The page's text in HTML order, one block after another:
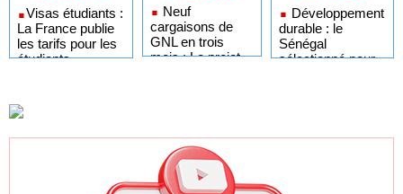
​Visas étudiants :
La France publie
les tarifs pour les
étudiants
africains
Neuf
cargaisons de
GNL en trois
mois : Le projet
Développement
durable : le
Sénégal
sélectionné pour
ODD